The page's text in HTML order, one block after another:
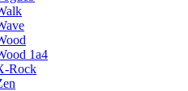
1a4
Rock